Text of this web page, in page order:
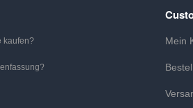
kaufen? Mein